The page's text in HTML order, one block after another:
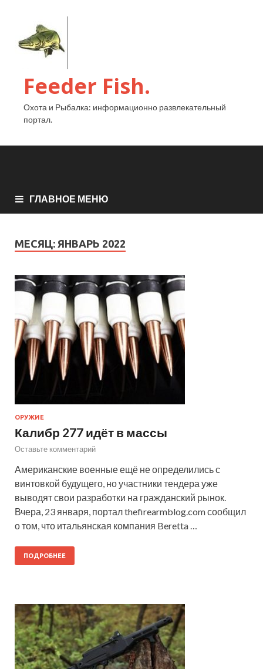
Feeder Fish.
Охота и Рыбалка: информационно развлекательный
портал.
ГЛАВНОЕ МЕНЮ
МЕСЯЦ: ЯНВАРЬ 2022
ОРУЖИЕ
Калибр 277 идёт в массы
Оставьте комментарий
Американские военные ещё не определились с
винтовкой будущего, но участники тендера уже
выводят свои разработки на гражданский рынок.
Вчера, 23 января, портал thefirearmblog.com сообщил
о том, что итальянская компания Beretta …
ПОДРОБНЕЕ